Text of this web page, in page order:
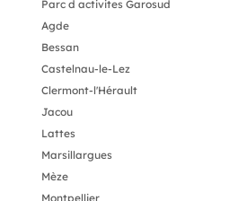
Parc d activites Garosud
Agde
Bessan
Castelnau-le-Lez
Clermont-l'Hérault
Jacou
Lattes
Marsillargues
Mèze
Montpellier